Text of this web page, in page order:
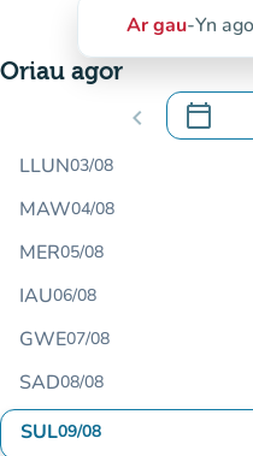
Ar gau-Yn
Oriau agor
chevron_left calendar_today
.Agor y
LLUN03/08
MAW04/08
MER05/08
IAU06/08
GWE07/08
SAD08/08
SUL09/08